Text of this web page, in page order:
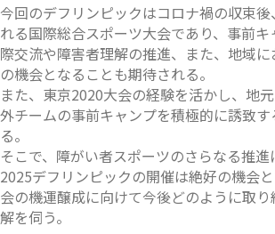
今回のデフリンピックはコロナ禍の収束
れる国際総合スポーツ大会であり、事前
際交流や障害者理解の推進、また、地域
の機会となることも期待される。
また、東京2020大会の経験を活かし、地
外チームの事前キャンプを積極的に誘致
る。
そこで、障がい者スポーツのさらなる推進
2025デフリンピックの開催は絶好の機会
会の機運醸成に向けて今後どのように取
解を伺う。